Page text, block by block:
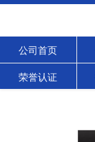
公司首页
荣誉认证